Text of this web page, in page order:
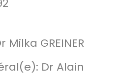
GREINER
Dr Alain